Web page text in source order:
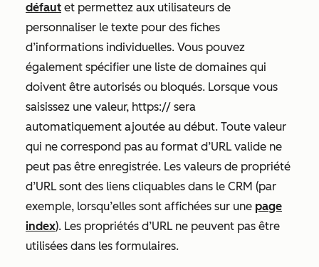
défaut et permettez aux utilisateurs de
personnaliser le texte pour des fiches
d’informations individuelles. Vous pouvez
également spécifier une liste de domaines qui
doivent être autorisés ou bloqués. Lorsque vous
saisissez une valeur, https:// sera
automatiquement ajoutée au début. Toute valeur
qui ne correspond pas au format d’URL valide ne
peut pas être enregistrée. Les valeurs de propriété
d’URL sont des liens cliquables dans le CRM (par
exemple, lorsqu’elles sont affichées sur une page
index). Les propriétés d’URL ne peuvent pas être
utilisées dans les formulaires.